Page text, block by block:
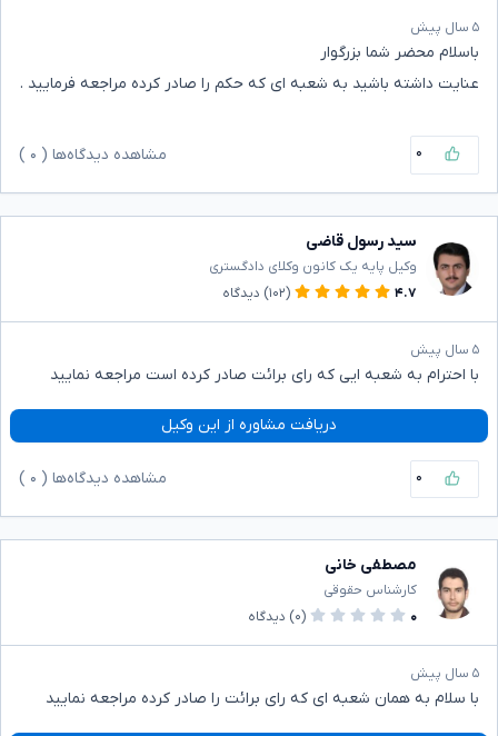
۵ سال پیش
باسلام محضر شما بزرگوار
عنایت داشته باشید به شعبه ای که حکم را صادر کرده مراجعه فرمایید .
۰ مشاهده دیدگاه‌ها ( ۰
سید رسول قاضی
وکیل پایه یک کانون وکلای دادگستری
۴.۷
(۱۰۲) دیدگاه
۵ سال پیش
با احترام به شعبه ایی که رای برائت صادر کرده است مراجعه نمایید
دریافت مشاوره از این وکیل
۰ مشاهده دیدگاه‌ها ( ۰
مصطفی خانی
کارشناس حقوقی
۰
(۰) دیدگاه
۵ سال پیش
با سلام به همان شعبه ای که رای برائت را صادر کرده مراجعه نمایید